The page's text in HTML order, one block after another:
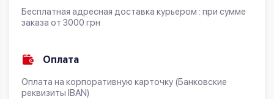
Бесплатная адресная доставка курьером : при сумме
заказа от 3000 грн
Оплата
Оплата на корпоративную карточку (Банковские
реквизиты IBAN)